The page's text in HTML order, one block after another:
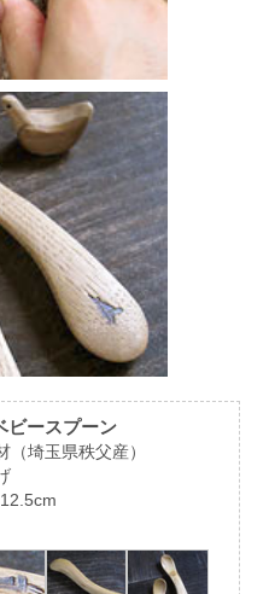
ビースプーン
埼玉県秩父産）